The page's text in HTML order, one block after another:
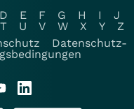
D E F G H I
J
T U V W X Y
Z
Datenschutz-